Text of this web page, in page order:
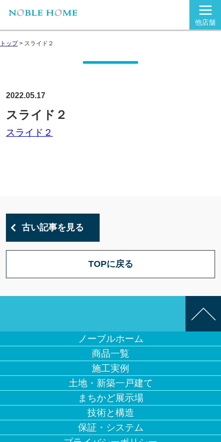
他店舗
トップ> スライド２
2022.05.17
スライド２
スライド２
古い記事を見る
TOPに戻る
ノーブルホーム
商品一覧
施工実例
土地・新築一戸建て
まちかど展示場
技術と構造
保証・システム